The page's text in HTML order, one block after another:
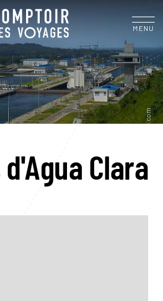
MENU
Clara